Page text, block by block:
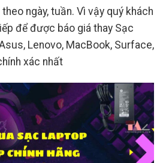
ngày, tuần. Vì vậy quý khách
để được báo giá thay Sạc
Lenovo, MacBook, Surface,
xác nhất